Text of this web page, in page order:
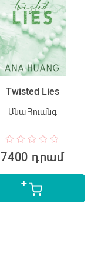
Twisted Lies
Անա Հուանգ
7400 դրամ